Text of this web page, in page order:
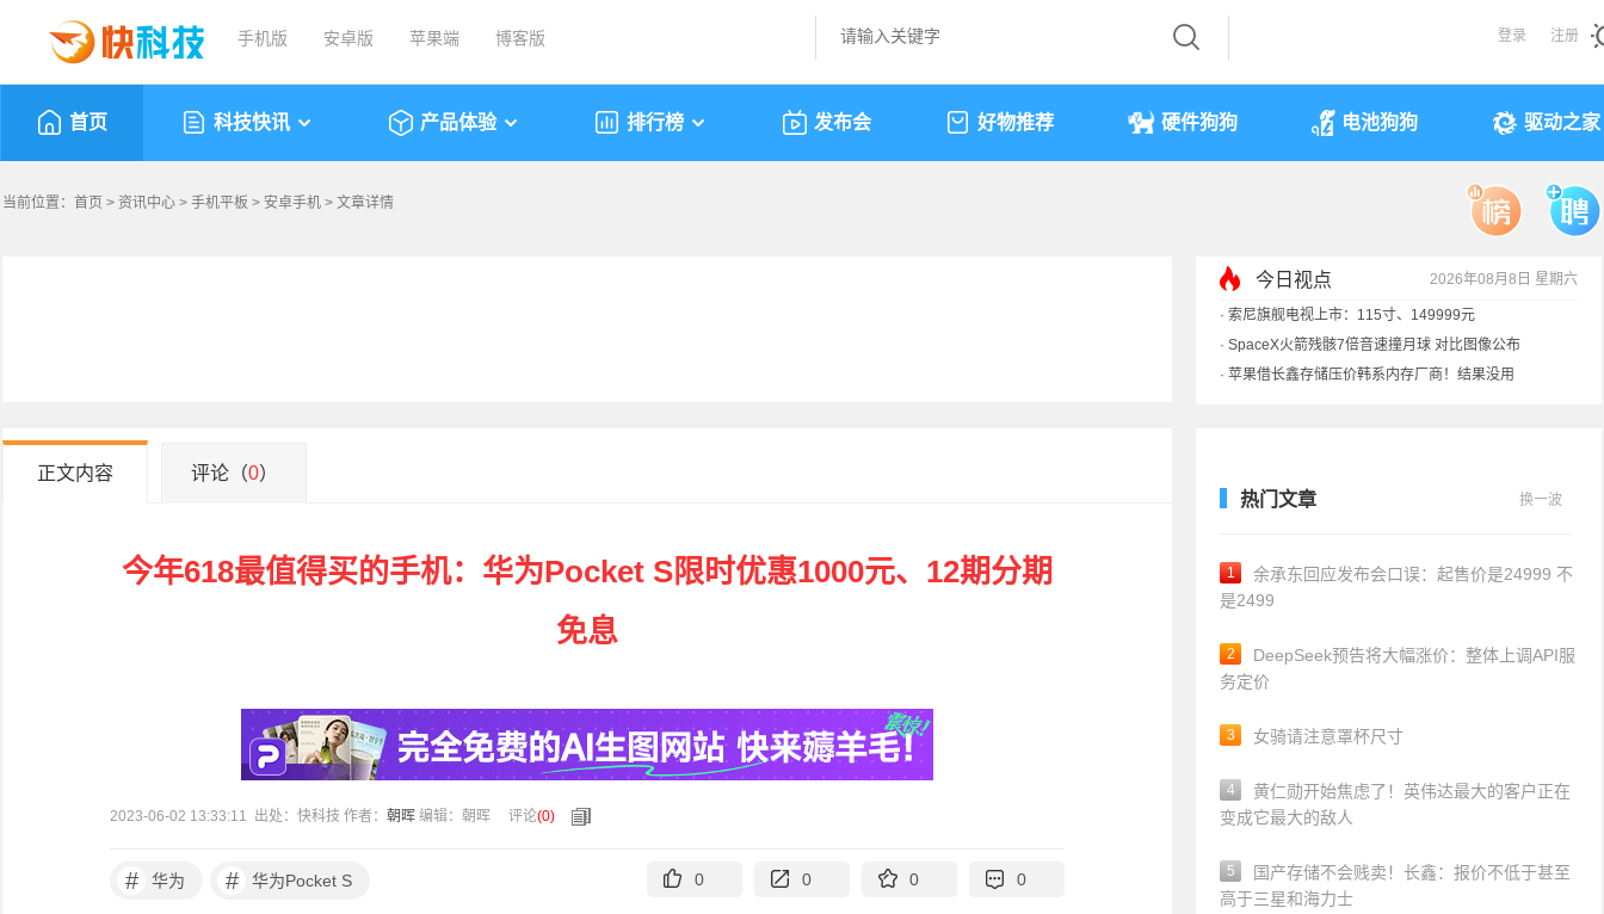
手机版 安卓版 苹果端 博客版 登录 注册
首页 科技快讯 产品体验 排行榜 发布会 好物推荐 硬件狗狗 电池狗狗 驱动之家
当前位置： 首页 > 资讯中心 > 手机平板 > 安卓手机 > 文章详情
今日视点 2026年08月8日 星期六
· 索尼旗舰电视上市：115寸、149999元
· SpaceX火箭残骸7倍音速撞月球 对比图像公布
· 苹果借长鑫存储压价韩系内存厂商！结果没用
正文内容 评论（0）
今年618最值得买的手机：华为Pocket S限时优惠1000元、12期分期
免息
2023-06-02 13:33:11 出处：快科技 作者： 朝晖 编辑：朝晖 评论(0)
# 华为 # 华为Pocket S 0 0 0 0
热门文章 换一波
1
余承东回应发布会口误：起售价是24999 不
是2499
2
DeepSeek预告将大幅涨价：整体上调API服
务定价
3 女骑请注意罩杯尺寸
4
黄仁勋开始焦虑了！英伟达最大的客户正在
变成它最大的敌人
5
国产存储不会贱卖！长鑫：报价不低于甚至
高于三星和海力士